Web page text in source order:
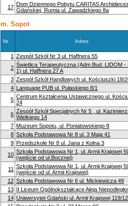
17 Dom Dziennego Pobytu CARITAS
Gdańskiej, Rumia ul. Zawadzkiego 8a
m. Sopot
Nr Adres
1
Zespół Szkół Nr 3 ul. Haffnera 55
2 Świetlica Terapeutyczna (Adm.Bud. LIDOM -
1) ul. Haffnera 27 A
3 Zespół Szkół Handlowych ul. Kościuszki 18/
4
Language PUB ul. Pułaskiego 8/1
5 Centrum Kształcenia Ustawicznego ul.
24
6 Zespół Szkół Specjalnych Nr 5 , ul.
Wielkiego 14
7 Muzeum Sopotu, ul. Poniatowskiego 8
8 Szkoła Podstawowa Nr 8 ul. 3 Maja 41
9 Przedszkole Nr 8 ul. Jana z Kolna 3
10 Szkoła Podstawowa Nr 1, ul. Armii Krajowej
(wejście od ul.Bocznej)
11
Szkoła Podstawowa Nr 1, ul. Armii Krajowej
(wejście od ul. Armii Krajowej)
12 Szkoła Podstawowa Nr 6 ul. Mickiewicza 49
13
II Liceum Ogólnokształcące Aleja
14 Uniwersytet Gdański ul. Armii Krajowej 119/